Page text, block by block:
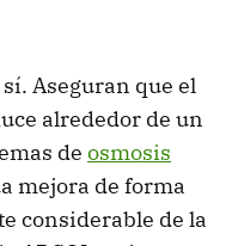
Aseguran que el
alrededor de un
de osmosis
mejora de forma
considerable de la